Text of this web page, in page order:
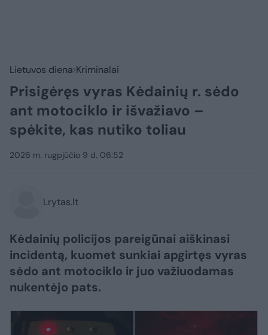
Lietuvos diena Kriminalai
Prisigėręs vyras Kėdainių r. sėdo
ant motociklo ir išvažiavo –
spėkite, kas nutiko toliau
2026 m. rugpjūčio 9 d. 06:52
Lrytas.lt
Kėdainių policijos pareigūnai aiškinasi
incidentą, kuomet sunkiai apgirtęs vyras
sėdo ant motociklo ir juo važiuodamas
nukentėjo pats.